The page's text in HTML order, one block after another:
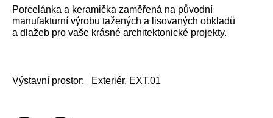
Porcelánka a keramička zaměřená na původní
manufakturní výrobu tažených a lisovaných obkladů
a dlažeb pro vaše krásné architektonické projekty.
Výstavní prostor: Exteriér, EXT.01